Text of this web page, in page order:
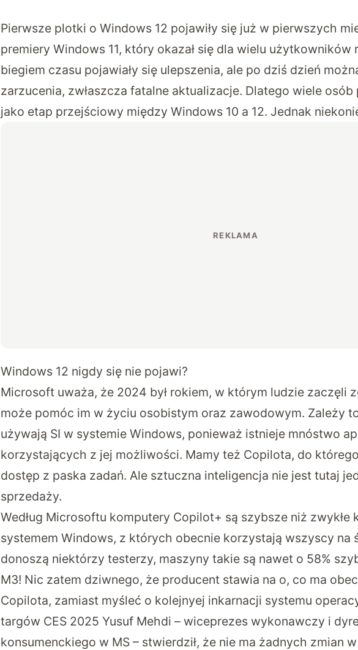
Pierwsze plotki o Windows 12 pojawiły się już w pierwszych
premiery Windows 11, który okazał się dla wielu użytkowników
biegiem czasu pojawiały się ulepszenia, ale po dziś dzień
zarzucenia, zwłaszcza fatalne aktualizacje. Dlatego wiele osób
jako etap przejściowy między Windows 10 a 12. Jednak
Windows 12 nigdy się nie pojawi?
Microsoft uważa, że 2024 był rokiem, w którym ludzie zaczęli
może pomóc im w życiu osobistym oraz zawodowym. Zależy
używają SI w systemie Windows, ponieważ istnieje mnóstwo
korzystających z jej możliwości. Mamy też Copilota, do
dostęp z paska zadań. Ale sztuczna inteligencja nie jest tutaj
sprzedaży.
Według Microsoftu komputery Copilot+ są szybsze niż zwykłe
systemem Windows, z których obecnie korzystają wszyscy na
donoszą niektórzy testerzy, maszyny takie są nawet o 58%
M3! Nic zatem dziwnego, że producent stawia na o, co ma
Copilota, zamiast myśleć o kolejnyej inkarnacji systemu
targów CES 2025 Yusuf Mehdi – wiceprezes wykonawczy i
konsumenckiego w MS – stwierdził, że nie ma żadnych zmian